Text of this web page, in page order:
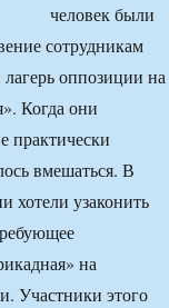
человек были
сотрудникам
оппозиции на
Когда они
практически
вмешаться. В
хотели узаконить
на
Участники этого